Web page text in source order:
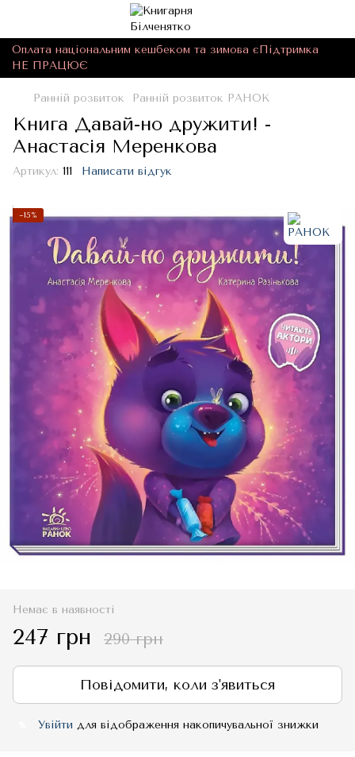
Оплата національним кешбеком та зимова єПідтримка
НЕ ПРАЦЮЄ
Ранній розвиток Ранній розвиток РАНОК
Книга Давай-но дружити! -
Анастасія Меренкова
Артикул: 111 Написати відгук
−15%
Немає в наявності
247 грн 290 грн
Повідомити, коли з'явиться
Увійти для відображення накопичувальної знижки